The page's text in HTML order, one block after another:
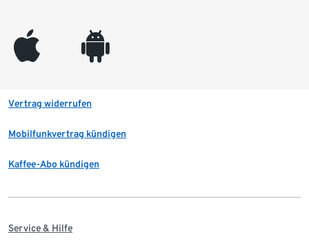
appleinc android
Vertrag widerrufen
Mobilfunkvertrag kündigen
Kaffee-Abo kündigen
Service & Hilfe